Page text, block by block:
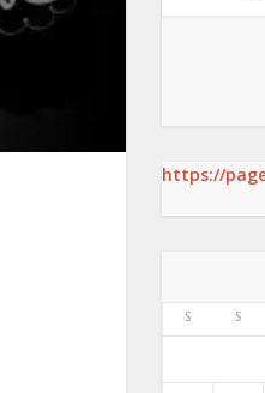
https://
S S